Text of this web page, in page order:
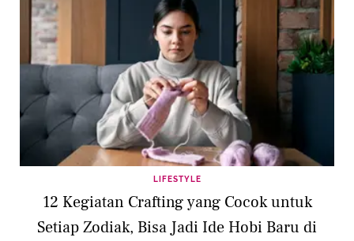
LIFESTYLE
12 Kegiatan Crafting yang Cocok untuk
Setiap Zodiak, Bisa Jadi Ide Hobi Baru di